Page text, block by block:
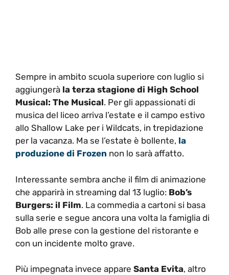
Sempre in ambito scuola superiore con luglio si
aggiungerà la terza stagione di High School
Musical: The Musical. Per gli appassionati di
musica del liceo arriva l’estate e il campo estivo
allo Shallow Lake per i Wildcats, in trepidazione
per la vacanza. Ma se l’estate è bollente, la
produzione di Frozen non lo sarà affatto.
Interessante sembra anche il film di animazione
che apparirà in streaming dal 13 luglio: Bob’s
Burgers: il Film. La commedia a cartoni si basa
sulla serie e segue ancora una volta la famiglia di
Bob alle prese con la gestione del ristorante e
con un incidente molto grave.
Più impegnata invece appare Santa Evita, altro